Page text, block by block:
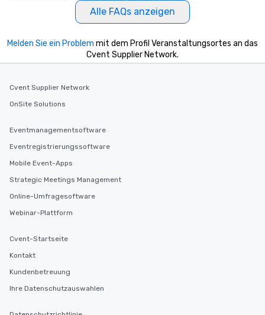
Alle FAQs anzeigen
Melden Sie ein Problem mit dem Profil Veranstaltungsortes an das
Cvent Supplier Network.
Cvent Supplier Network
OnSite Solutions
Eventmanagementsoftware
Eventregistrierungssoftware
Mobile Event-Apps
Strategic Meetings Management
Online-Umfragesoftware
Webinar-Plattform
Cvent-Startseite
Kontakt
Kundenbetreuung
Ihre Datenschutzauswahlen